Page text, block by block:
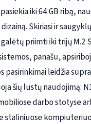
iki 64 GB ribą,
Skiriasi ir
priimti iki trijų M.2
panašu,
pasirinkimai leidžia
šių lustų naudojimą:
darbo stotyse
staliniuose